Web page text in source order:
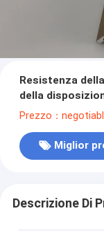
Resistenza
della
Prezzo：
Miglior
Descrizione Di